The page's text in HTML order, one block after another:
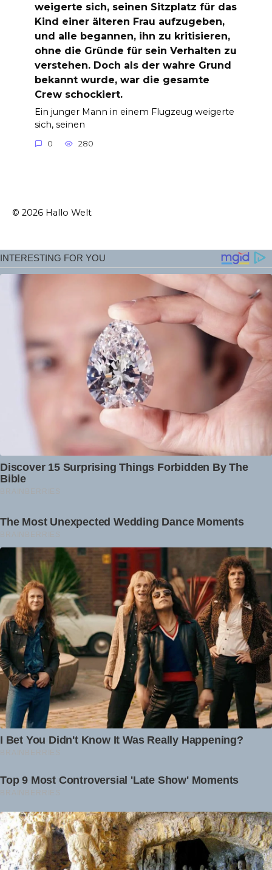
weigerte sich, seinen Sitzplatz für das
Kind einer älteren Frau aufzugeben,
und alle begannen, ihn zu kritisieren,
ohne die Gründe für sein Verhalten zu
verstehen. Doch als der wahre Grund
bekannt wurde, war die gesamte
Crew schockiert.
Ein junger Mann in einem Flugzeug weigerte
sich, seinen
0 280
© 2026 Hallo Welt